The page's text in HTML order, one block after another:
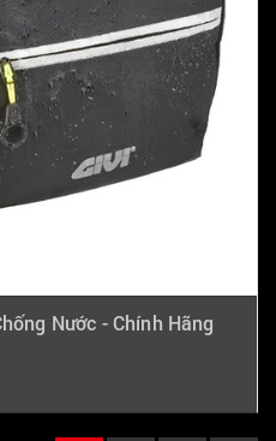
Nước - Chính Hãng